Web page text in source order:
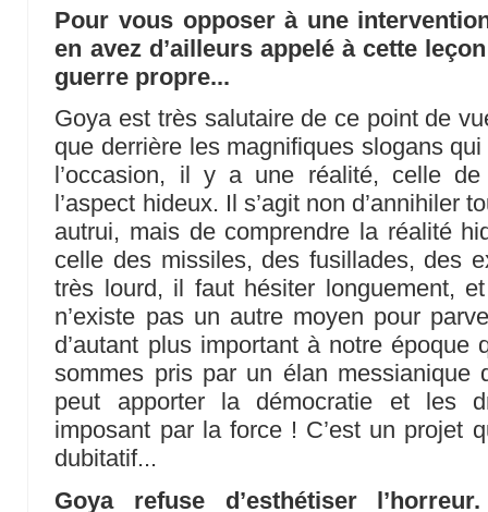
Pour vous opposer à une
en avez d’ailleurs appelé à cette
guerre propre...
Goya est très salutaire de ce point de
que derrière les magnifiques slogans
l’occasion, il y a une réalité, celle
l’aspect hideux. Il s’agit non d’annihiler
autrui, mais de comprendre la réalité
celle des missiles, des fusillades, des
très lourd, il faut hésiter longuement,
n’existe pas un autre moyen pour
d’autant plus important à notre époque
sommes pris par un élan messianique
peut apporter la démocratie et les
imposant par la force ! C’est un projet
dubitatif...
Goya refuse d’esthétiser